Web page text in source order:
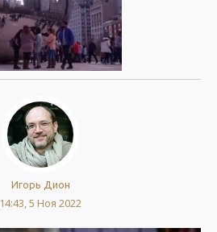
Игорь Дион
14:43, 5 Ноя 2022